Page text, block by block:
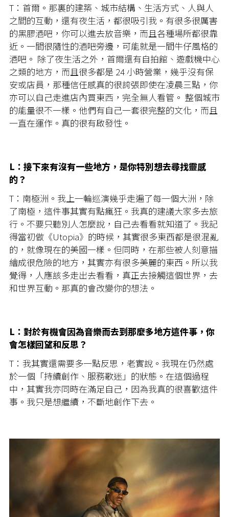
T：首爾。那裏的建築、城市結構、生活方式、人與人
之間的互動，還有夜生活，都很吸引我。有很多很厲害
的黑膠酒吧，你可以進去放音樂，而且各種場所都很靠
近。一間很隨性的酒吧旁邊，可能就是一間牛仔風格的
酒吧。 除了夜生活之外，首爾還有自拍館、遊戲機中心
之類的地方，而且很多都是 24 小時營業，幾乎沒有保
安或店員，那種信任感真的很誇張即使在凌晨三點，你
亦可以自己走進店內買東⻄，完全無人看管。 整個城市
的能量很不一樣。他們有自己一套很完整的文化，而且
一直在運作。真的很有啟發性。
L：接下來有沒有一些地方，是你特別想去尋找靈感
的？
T：南極洲。我上一輪巡演幾乎走遍了每一個大洲，除
了南極，這件事其實有點瘋狂。我真的建議大家多去旅
行。不要只聽別人怎麼說，自己去看看就知道了。我記
得當初做《Utopia》的時候，其實很多東西都是很混亂
的，就像現在的美國一樣。但同時，在那些被人刻意描
繪成很危險的地方，其實亦有很多美麗的東西。所以我
覺得，人應該多走出去看看，真正去接觸這個世界，去
和世界互動。那真的會改變你的想法。
L：對於有機會因為音樂而去到那麼多地方這件事，你
會怎樣回望和反思？
T：我其實還需要多一點反思，老實說。我現在仍然處
於一個「持續創作、服務歌迷」的狀態。在這個過程
中，其實我亦同時在滿足自己，因為我真的很喜歡這件
事。我只是想繼續，不斷地創作下去。